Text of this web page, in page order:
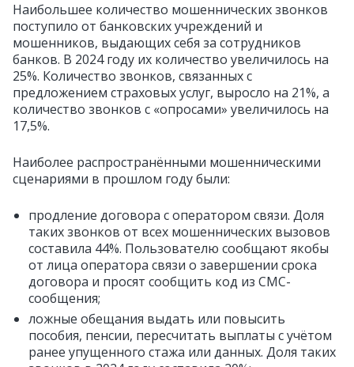
Наибольшее количество мошеннических звонков
поступило от банковских учреждений и
мошенников, выдающих себя за сотрудников
банков. В 2024 году их количество увеличилось на
25%. Количество звонков, связанных с
предложением страховых услуг, выросло на 21%, а
количество звонков с «опросами» увеличилось на
17,5%.
Наиболее распространёнными мошенническими
сценариями в прошлом году были:
продление договора с оператором связи. Доля
таких звонков от всех мошеннических вызовов
составила 44%. Пользователю сообщают якобы
от лица оператора связи о завершении срока
договора и просят сообщить код из СМС-
сообщения;
ложные обещания выдать или повысить
пособия, пенсии, пересчитать выплаты с учётом
ранее упущенного стажа или данных. Доля таких